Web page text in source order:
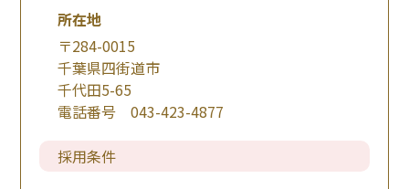
所在地
〒284-0015
千葉県四街道市
千代田5-65
電話番号 043-423-4877
採用条件